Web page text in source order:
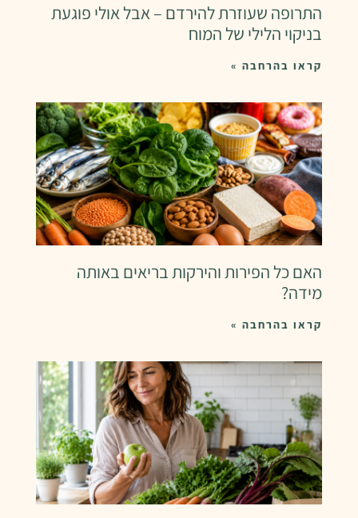
התרופה שעוזרת להירדם – אבל אולי פוגעת
בניקוי הלילי של המוח
קראו בהרחבה »
האם כל הפירות והירקות בריאים באותה
מידה?
קראו בהרחבה »